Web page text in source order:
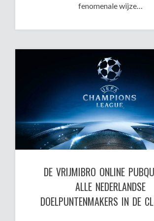
fenomenale wijze…
DE VRIJMIBRO ONLINE
ALLE NEDERLANDSE
DOELPUNTENMAKERS IN DE